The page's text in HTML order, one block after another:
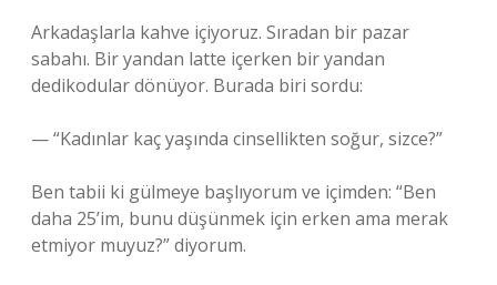
Arkadaşlarla kahve içiyoruz. Sıradan bir pazar
sabahı. Bir yandan latte içerken bir yandan
dedikodular dönüyor. Burada biri sordu:
— “Kadınlar kaç yaşında cinsellikten soğur, sizce?”
Ben tabii ki gülmeye başlıyorum ve içimden: “Ben
daha 25’im, bunu düşünmek için erken ama merak
etmiyor muyuz?” diyorum.